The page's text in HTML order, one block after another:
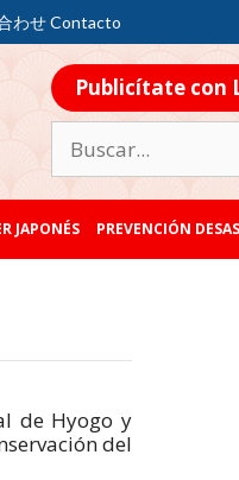
わせ Contacto
Publicítate con
JAPONÉS PREVENCIÓN
de Hyogo y
del